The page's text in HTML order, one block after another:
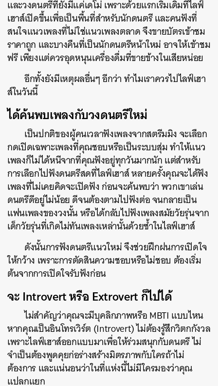
และวงดนตรีที่ยังมีแค่เดโม่ เพราะด้วยแรกเริ่มเดิมทีไลฟ์
เฮาส์เปิดขึ้นเพื่อเป็นพื้นที่สำหรับนักดนตรี และคนฟังที่
สนใจแนวเพลงที่ไม่ใช่แนวเพลงตลาด จึงขายบัตรเข้าชม
ราคาถูก และบางคืนที่เป็นนักดนตรีหน้าใหม่ อาจให้เข้าชม
ฟรี เพียงแต่ควรอุดหนุนเครื่องดื่มที่ขายข้างในเสียหน่อย
อีกทั้งยังมีเหตุผลอื่นๆ อีกว่า ทำไมเราควรไปไลฟ์เฮา
ส์ในวันนี้
ได้ค้นพบเพลงกับวงดนตรีใหม่
เป็นปกติของผู้คนเวลาฟังเพลงจากสตรีมมิง จะเลือก
กดเปิดเฉพาะเพลงที่คุณชอบหรือเป็นระบบสุ่ม ทำให้แนว
เพลงก็ไม่ได้หนีจากที่คุณฟังอยู่ทุกวันมากนัก แต่สำหรับ
การเลือกไปฟังดนตรีสดที่ไลฟ์เฮาส์ หลายครั้งคุณจะได้ฟัง
เพลงที่ไม่เคยคิดจะเปิดฟัง ก่อนจะค้นพบว่า พวกเขาเล่น
ดนตรีดีอยู่ไม่น้อย ดีจนต้องตามไปฟังต่อ จนกลายเป็น
แฟนเพลงของวงนั้น หรือได้กลับไปฟังเพลงสมัยวัยรุ่นจาก
เด็กวัยรุ่นที่เกิดไม่ทันเพลงเหล่านั้นด้วยซ้ำในไลฟ์เฮาส์
ดังนั้นการฟังดนตรีแนวใหม่ จึงช่วยฝึกฝนการเปิดใจ
ให้กว้าง เพราะการตัดสินความชอบหรือไม่ชอบ ต้องเริ่ม
ต้นจากการเปิดใจรับฟังก่อน
จะ Introvert หรือ Extrovert ก็ไปได้
ไม่สำคัญว่าคุณจะมีบุคลิกภาพหรือ MBTI แบบไหน
หากคุณเป็นอินโทรเวิร์ต (Introvert) ไม่ต้องรู้สึกวิตกกังวล
เพราะไลฟ์เฮาส์ออกแบบมาเพื่อให้ร่วมสนุกกับดนตรี ไม่
จำเป็นต้องพูดคุยก่อร่างสร้างมิตรภาพกับใครถ้าไม่
ต้องการ และแน่นอนว่าในที่แห่งนี้ไม่มีใครมองว่าคุณ
แปลกแยก